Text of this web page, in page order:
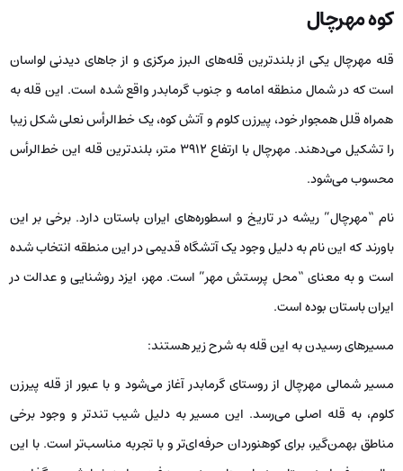
کوه مهرچال
قله مهرچال یکی از بلندترین قله‌های البرز مرکزی و از جاهای دیدنی لواسان
است که در شمال منطقه امامه و جنوب گرمابدر واقع شده است. این قله به
همراه قلل همجوار خود، پیرزن کلوم و آتش کوه، یک خط‌الرأس نعلی شکل زیبا
را تشکیل می‌دهند. مهرچال با ارتفاع 3912 متر، بلندترین قله این خط‌الرأس
محسوب می‌شود.
نام “مهرچال” ریشه در تاریخ و اسطوره‌های ایران باستان دارد. برخی بر این
باورند که این نام به دلیل وجود یک آتشگاه قدیمی در این منطقه انتخاب شده
است و به معنای “محل پرستش مهر” است. مهر، ایزد روشنایی و عدالت در
ایران باستان بوده است.
مسیرهای رسیدن به این قله به شرح زیر هستند:
مسیر شمالی مهرچال از روستای گرمابدر آغاز می‌شود و با عبور از قله پیرزن
کلوم، به قله اصلی می‌رسد. این مسیر به دلیل شیب تندتر و وجود برخی
مناطق بهمن‌گیر، برای کوهنوردان حرفه‌ای‌تر و با تجربه مناسب‌تر است. با این